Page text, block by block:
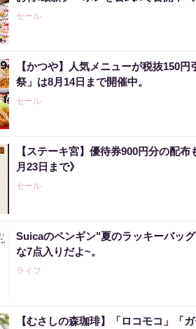
セール
【かつや】人気メニューが税抜150
祭」は8月14日まで開催中。
セール
【ステーキ宮】優待券900円分の配
月23日まで》
セール
Suicaのペンギン"夏のラッキーバッ
な7点入りだよ~。
ライフ
【むさしの森珈琲】「ロコモコ」「